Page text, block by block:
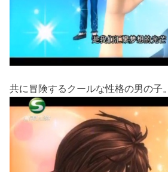
共に冒険するクールな性格の男の子。